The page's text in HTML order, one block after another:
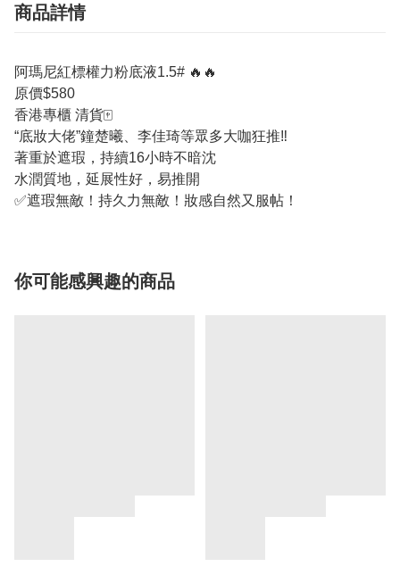
商品詳情
阿瑪尼紅標權力粉底液1.5# 🔥🔥
原價$580
香港專櫃 清貨🀄️
“底妝大佬”鐘楚曦、李佳琦等眾多大咖狂推‼️
著重於遮瑕，持續16小時不暗沈
水潤質地，延展性好，易推開
✅遮瑕無敵！持久力無敵！妝感自然又服帖！
你可能感興趣的商品